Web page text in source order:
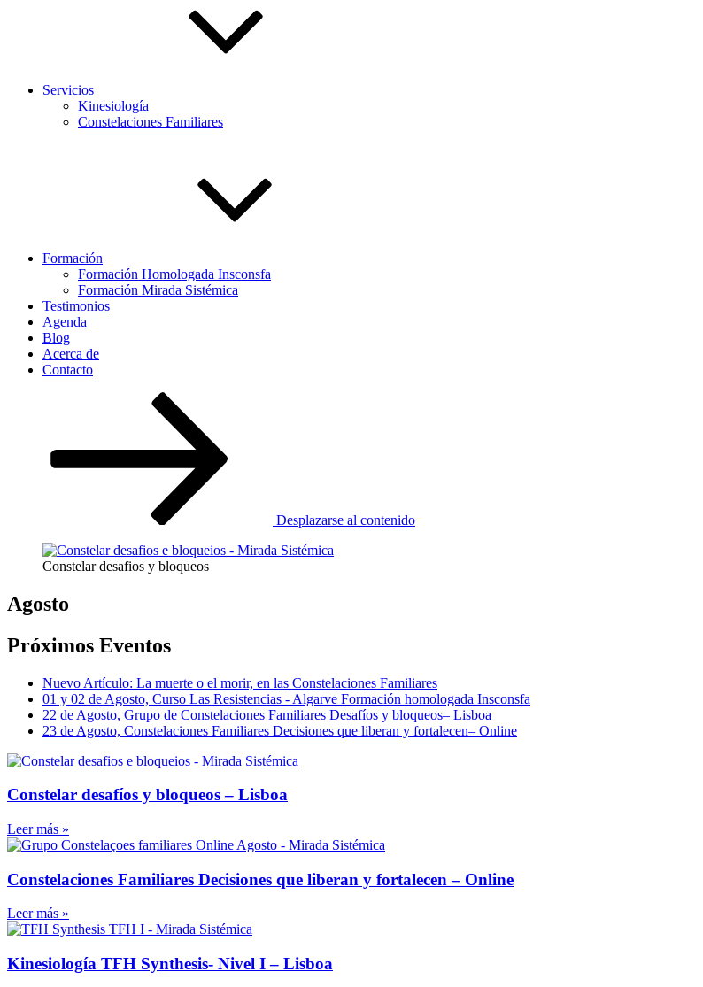
Servicios
Kinesiología
Constelaciones Familiares
Formación
Formación Homologada Insconsfa
Formación Mirada Sistémica
Testimonios
Agenda
Blog
Acerca de
Contacto
Desplazarse al contenido
Constelar desafios y bloqueos
Agosto
Próximos Eventos
Nuevo Artículo: La muerte o el morir, en las Constelaciones Familiares
01 y 02 de Agosto, Curso Las Resistencias - Algarve Formación homologada Insconsfa
22 de Agosto, Grupo de Constelaciones Familiares Desafíos y bloqueos– Lisboa
23 de Agosto, Constelaciones Familiares Decisiones que liberan y fortalecen– Online
Constelar desafíos y bloqueos – Lisboa
Leer más »
Constelaciones Familiares Decisiones que liberan y fortalecen – Online
Leer más »
Kinesiología TFH Synthesis- Nivel I – Lisboa